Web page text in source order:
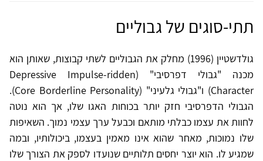
תתי-סוגים של גבוליים
גולדשטיין (1996) מחלק את הגבוליים לשתי קבוצות, שאותן הוא
מכנה "גבולי דפרסיבי" (Depressive Impulse-ridden
Character) ו"גבולי גלעיני" (Core Borderline Personality).
הגבולי הדפרסיבי חזק יותר בכוחות האגו שלו, אך הוא נוטה
לחוות את עצמו כבלתי מותאם וכבעל ערך עצמי נמוך. השאיפות
שלו נמוכות, מאחר שהוא אינו מאמין בעצמו, ביכולותיו, ובמה
שמגיע לו. הוא יוצר יחסים תלותיים שנועדו לספק את הצורך שלו